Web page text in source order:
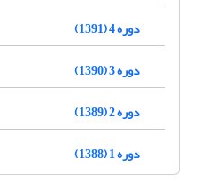
دوره 4 (1391)
دوره 3 (1390)
دوره 2 (1389)
دوره 1 (1388)